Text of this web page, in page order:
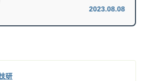
2023.08.08
研